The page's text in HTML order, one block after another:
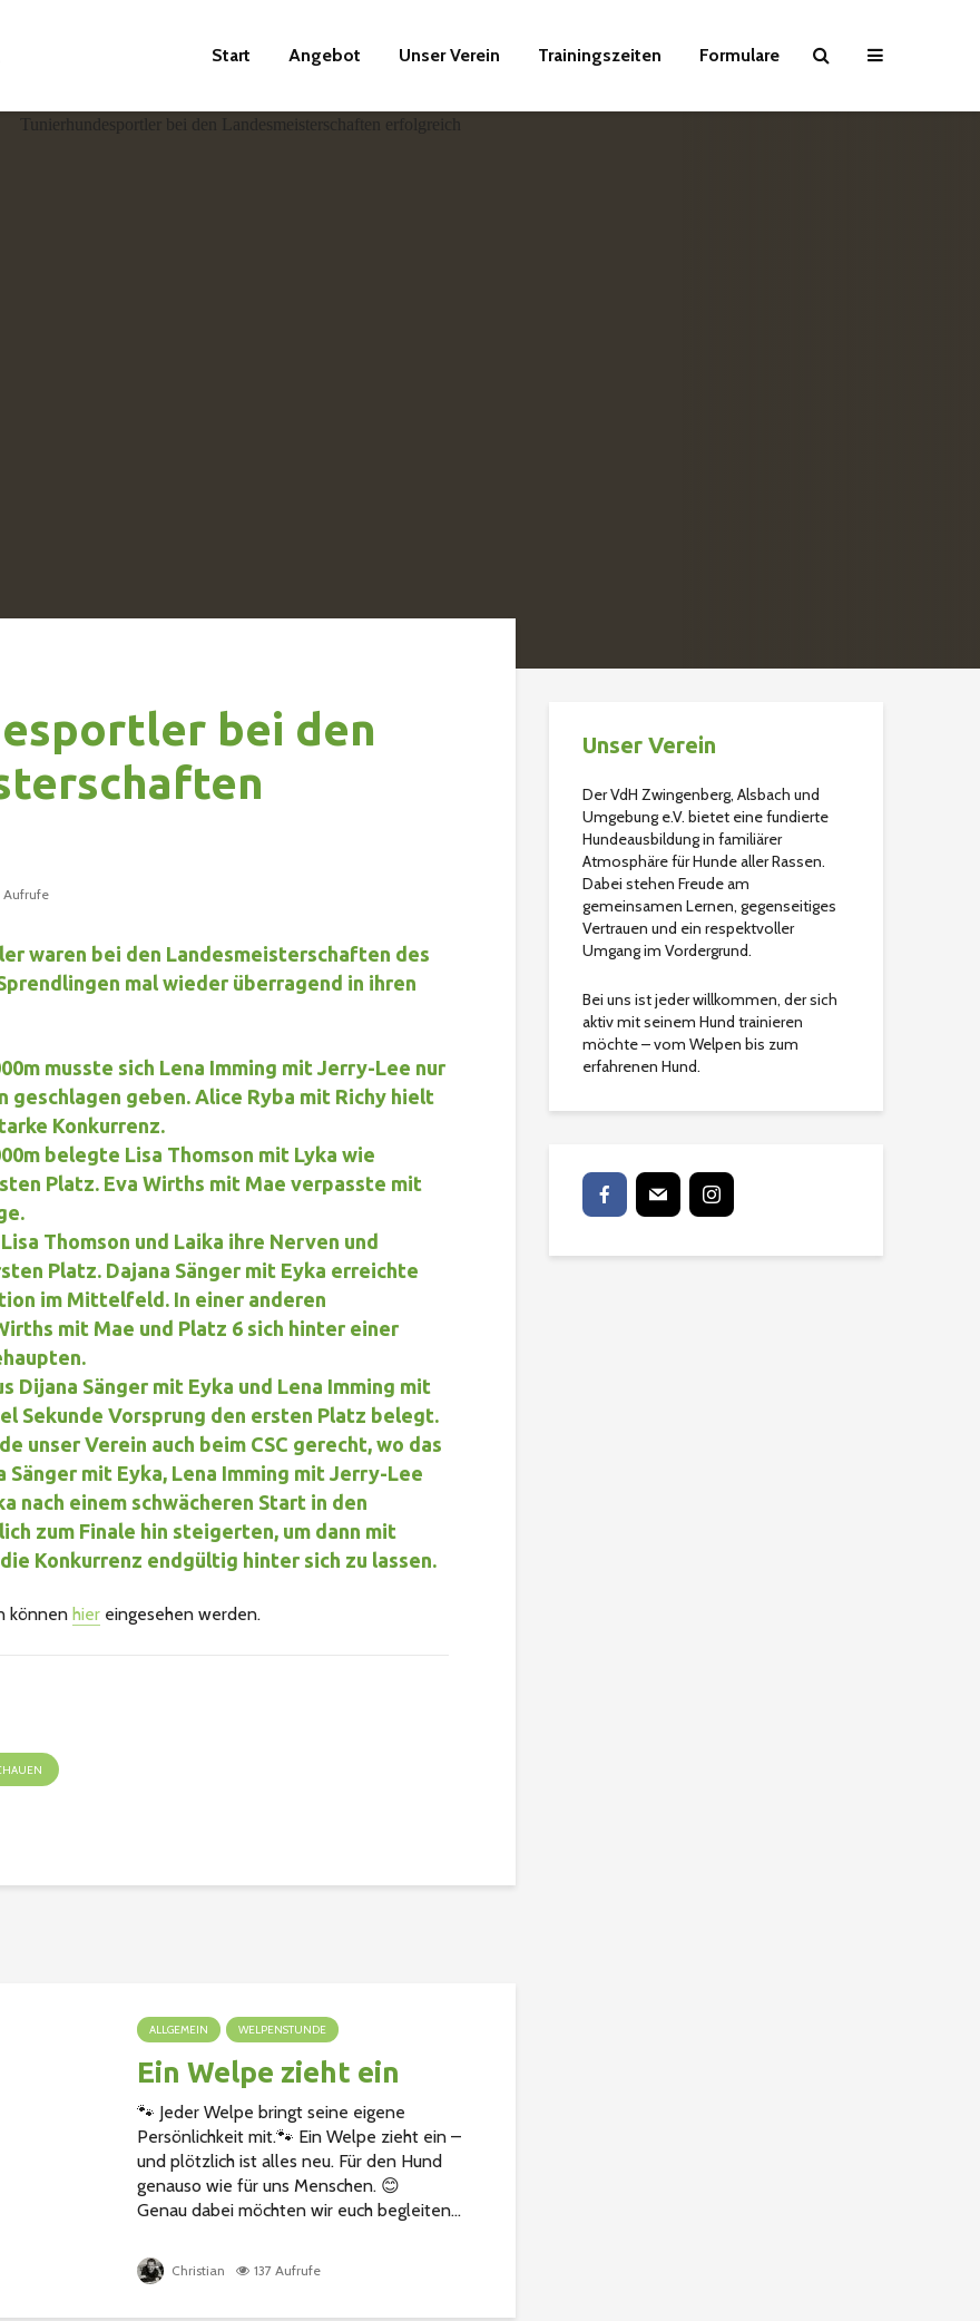
Start Angebot Unser Verein Trainingszeiten Formulare
bei den
Aufrufe
waren bei den Landesmeisterschaften des
mal wieder überragend in ihren
musste sich Lena Imming mit Jerry-Lee nur
geschlagen geben. Alice Ryba mit Richy hielt
Konkurrenz.
belegte Lisa Thomson mit Lyka wie
Platz. Eva Wirths mit Mae verpasste mit
Thomson und Laika ihre Nerven und
Platz. Dajana Sänger mit Eyka erreichte
im Mittelfeld. In einer anderen
mit Mae und Platz 6 sich hinter einer
Dijana Sänger mit Eyka und Lena Imming mit
Sekunde Vorsprung den ersten Platz belegt.
unser Verein auch beim CSC gerecht, wo das
Sänger mit Eyka, Lena Imming mit Jerry-Lee
nach einem schwächeren Start in den
zum Finale hin steigerten, um dann mit
Konkurrenz endgültig hinter sich zu lassen.
können hier eingesehen werden.
ALLGEMEIN WELPENSTUNDE
Ein Welpe zieht ein
🐾 Jeder Welpe bringt seine eigene
Persönlichkeit mit.🐾 Ein Welpe zieht ein –
und plötzlich ist alles neu. Für den Hund
genauso wie für uns Menschen. 😊
Genau dabei möchten wir euch begleiten...
Christian 137 Aufrufe
Unser Verein
Der VdH Zwingenberg, Alsbach und
Umgebung e.V. bietet eine fundierte
Hundeausbildung in familiärer
Atmosphäre für Hunde aller Rassen.
Dabei stehen Freude am
gemeinsamen Lernen, gegenseitiges
Vertrauen und ein respektvoller
Umgang im Vordergrund.
Bei uns ist jeder willkommen, der sich
aktiv mit seinem Hund trainieren
möchte – vom Welpen bis zum
erfahrenen Hund.